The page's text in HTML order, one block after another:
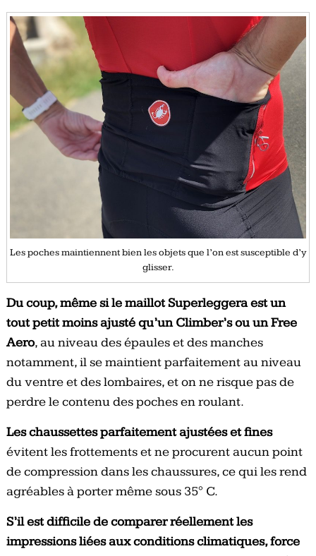
Les poches maintiennent bien les objets que l’on est susceptible d’y
glisser.
Du coup, même si le maillot Superleggera est un
tout petit moins ajusté qu’un Climber’s ou un Free
Aero, au niveau des épaules et des manches
notamment, il se maintient parfaitement au niveau
du ventre et des lombaires, et on ne risque pas de
perdre le contenu des poches en roulant.
Les chaussettes parfaitement ajustées et fines
évitent les frottements et ne procurent aucun point
de compression dans les chaussures, ce qui les rend
agréables à porter même sous 35° C.
S’il est difficile de comparer réellement les
impressions liées aux conditions climatiques, force